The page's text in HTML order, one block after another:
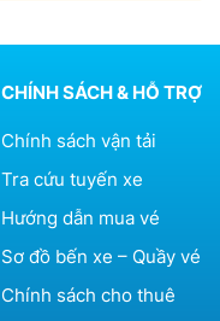
CHÍNH SÁCH & HỖ TRỢ
Chính sách vận tải
Tra cứu tuyến xe
Hướng dẫn mua vé
Sơ đồ bến xe – Quầy vé
Chính sách cho thuê